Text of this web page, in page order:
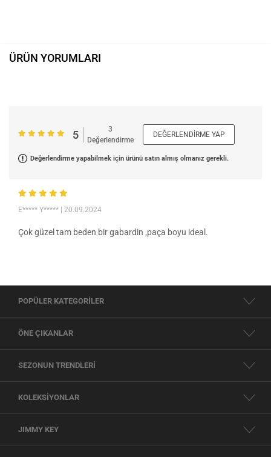
ÜRÜN YORUMLARI
5
3
Değerlendirme
DEĞERLENDIRME YAP
Değerlendirme yapabilmek için ürünü satın almış olmanız gerekli.
E***** Y***** | 20.09.2024
Çok güzel tam beden bir gabardin ,paça boyu ideal.
POPÜLER KATEGORİLER
ÖNE ÇIKANLAR
SEZONUN TRENDLERİ
KOLEKSİYONLAR
JIMMY KEY